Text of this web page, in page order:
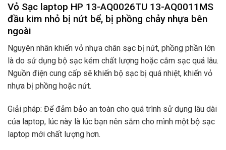
Vỏ Sạc laptop HP 13-AQ0026TU 13-AQ0011MS
đầu kim nhỏ bị nứt bể, bị phồng chảy nhựa bên
ngoài
Nguyên nhân khiến vỏ nhựa chân sạc bị nứt, phồng phần lớn
là do sử dụng bộ sạc kém chất lượng hoặc cắm sạc quá lâu.
Nguồn điện cung cấp sẽ khiến bộ sạc bị quá nhiệt, khiến vỏ
nhựa bị phồng hoặc nứt.
Giải pháp: Để đảm bảo an toàn cho quá trình sử dụng lâu dài
của laptop, lúc này là lúc bạn nên sắm cho mình một bộ sạc
laptop mới chất lượng hơn.